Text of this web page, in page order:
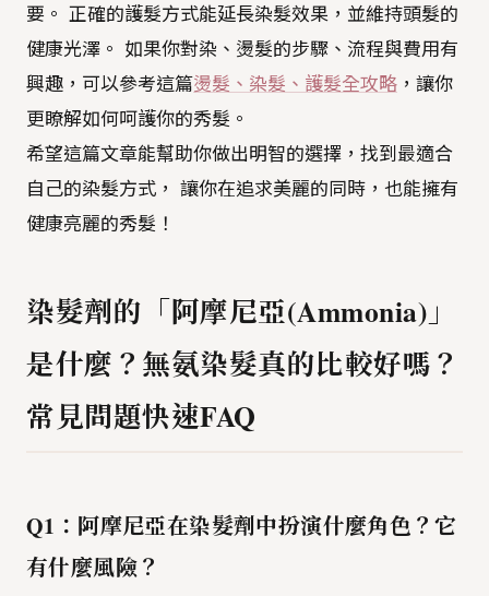
要。 正確的護髮方式能延長染髮效果，並維持頭髮的
健康光澤。 如果你對染、燙髮的步驟、流程與費用有
興趣，可以參考這篇燙髮、染髮、護髮全攻略 ，讓你
更瞭解如何呵護你的秀髮。
希望這篇文章能幫助你做出明智的選擇，找到最適合
自己的染髮方式， 讓你在追求美麗的同時，也能擁有
健康亮麗的秀髮！
染髮劑的「阿摩尼亞(Ammonia)」
是什麼？無氨染髮真的比較好嗎？
常見問題快速FAQ
Q1：阿摩尼亞在染髮劑中扮演什麼角色？它
有什麼風險？